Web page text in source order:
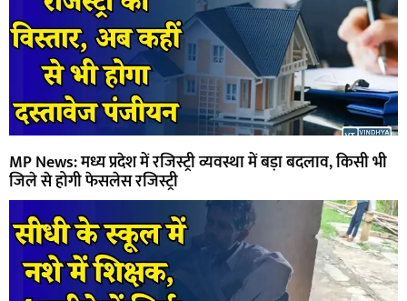
MP News: मध्य प्रदेश में रजिस्ट्री व्यवस्था में बड़ा बदलाव, किसी भी
जिले से होगी फेसलेस रजिस्ट्री